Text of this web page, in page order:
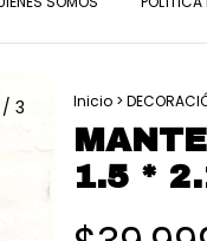
/ 3 Inicio >
1.5 *